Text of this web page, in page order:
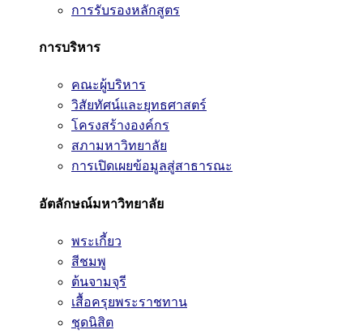
การรับรองหลักสูตร
การบริหาร
คณะผู้บริหาร
วิสัยทัศน์และยุทธศาสตร์
โครงสร้างองค์กร
สภามหาวิทยาลัย
การเปิดเผยข้อมูลสู่สาธารณะ
อัตลักษณ์มหาวิทยาลัย
พระเกี้ยว
สีชมพู
ต้นจามจุรี
เสื้อครุยพระราชทาน
ชุดนิสิต